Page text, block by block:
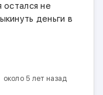
остался не
деньги в
около 5 лет назад